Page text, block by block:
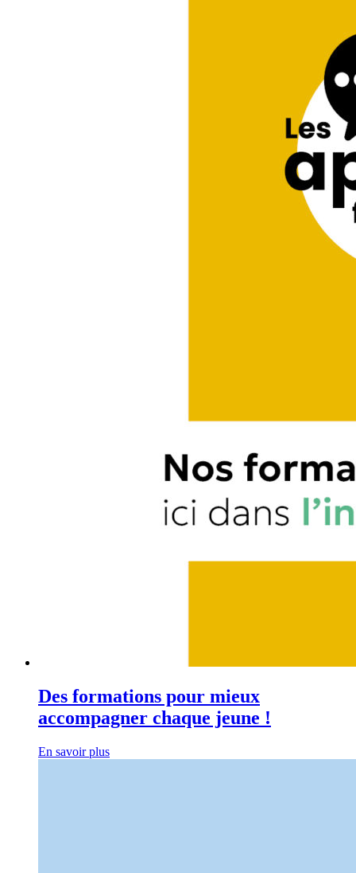
Des formations pour mieux
accompagner chaque jeune !
En savoir plus